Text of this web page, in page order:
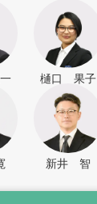
樋口 果子
新井 智